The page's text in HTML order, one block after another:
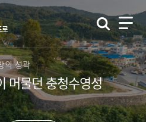
로
의 성곽
머물던 충청수영성